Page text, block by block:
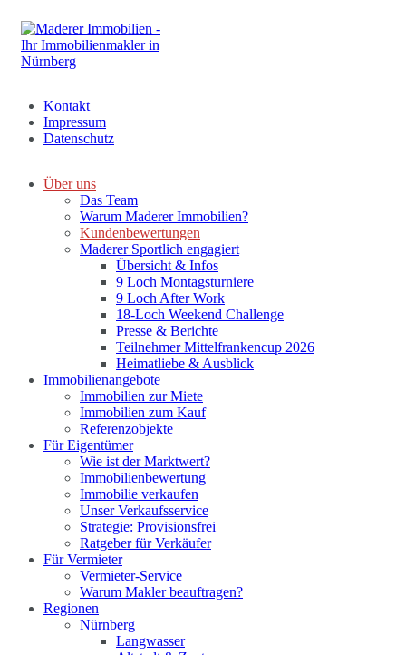
Kontakt
Impressum
Datenschutz
Über uns
Das Team
Warum Maderer Immobilien?
Kundenbewertungen
Maderer Sportlich engagiert
Übersicht & Infos
9 Loch Montagsturniere
9 Loch After Work
18-Loch Weekend Challenge
Presse & Berichte
Teilnehmer Mittelfrankencup 2026
Heimatliebe & Ausblick
Immobilienangebote
Immobilien zur Miete
Immobilien zum Kauf
Referenzobjekte
Für Eigentümer
Wie ist der Marktwert?
Immobilienbewertung
Immobilie verkaufen
Unser Verkaufsservice
Strategie: Provisionsfrei
Ratgeber für Verkäufer
Für Vermieter
Vermieter-Service
Warum Makler beauftragen?
Regionen
Nürnberg
Langwasser